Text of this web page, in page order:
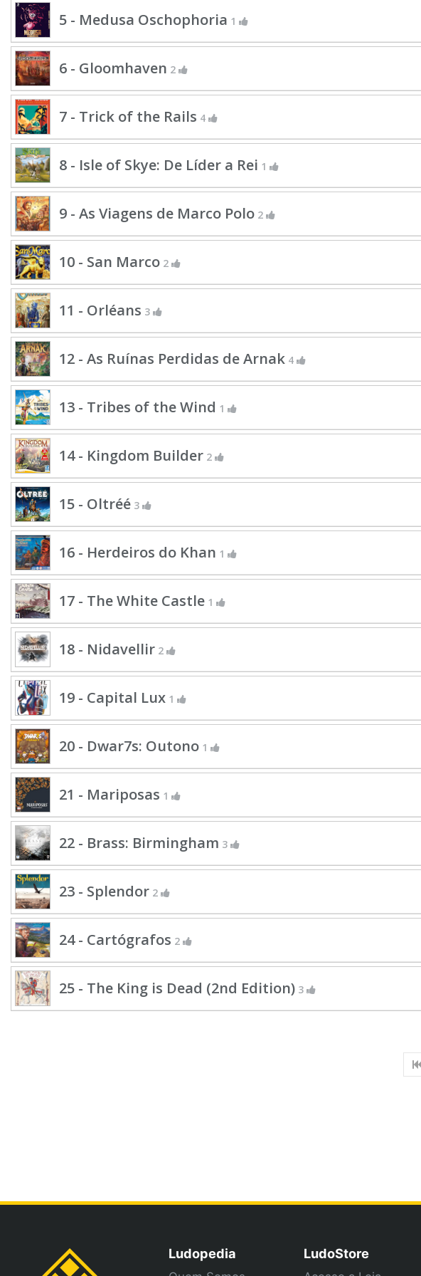
5 - Medusa Oschophoria 1
6 - Gloomhaven 2
7 - Trick of the Rails 4
8 - Isle of Skye: De Líder a Rei 1
9 - As Viagens de Marco Polo 2
10 - San Marco 2
11 - Orléans 3
12 - As Ruínas Perdidas de Arnak 4
13 - Tribes of the Wind 1
14 - Kingdom Builder 2
15 - Oltréé 3
16 - Herdeiros do Khan 1
17 - The White Castle 1
18 - Nidavellir 2
19 - Capital Lux 1
20 - Dwar7s: Outono 1
21 - Mariposas 1
22 - Brass: Birmingham 3
23 - Splendor 2
24 - Cartógrafos 2
25 - The King is Dead (2nd Edition) 3
Ludopedia LudoStore